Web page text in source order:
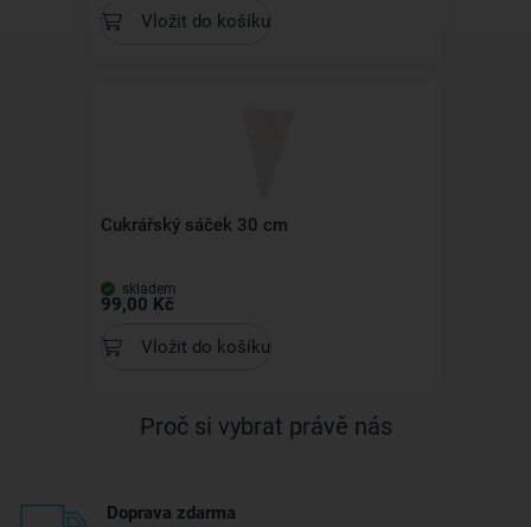
Vložit do košíku
Cukrářský sáček 30 cm
skladem
99,00 Kč
Vložit do košíku
Proč si vybrat právě nás
Doprava zdarma